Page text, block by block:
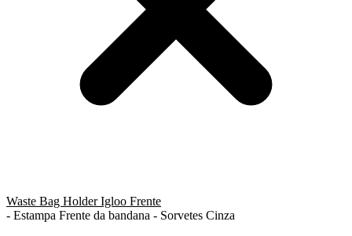
Waste Bag Holder Igloo Frente
- Estampa Frente da bandana - Sorvetes Cinza